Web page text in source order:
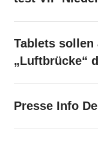
Tablets sollen
„Luftbrücke“
Presse Info